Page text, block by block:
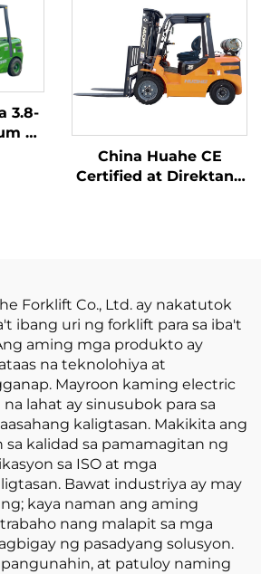
may Makatwirang
Presyo
3.8-
na
China Huahe CE
Certified at Direktang
Forklift Co., Ltd. ay nakatutok
ibang uri ng forklift para sa iba't
aming mga produkto ay
na teknolohiya at
Mayroon kaming electric
lahat ay sinusubok para sa
kaligtasan. Makikita ang
kalidad sa pamamagitan ng
sa ISO at mga
Bawat industriya ay may
kaya naman ang aming
nang malapit sa mga
ng pasadyang solusyon.
at patuloy naming